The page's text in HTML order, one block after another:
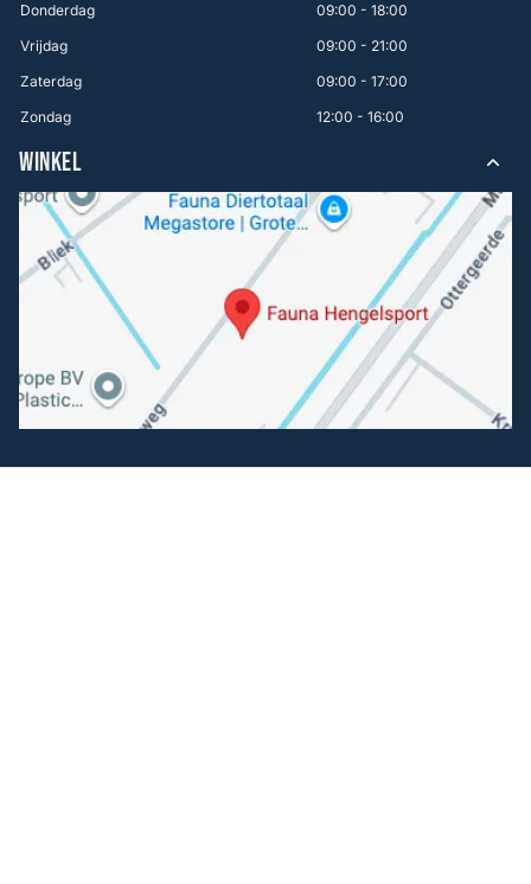
Donderdag
09:00 - 18:00
Vrijdag
09:00 - 21:00
Zaterdag
09:00 - 17:00
Zondag
12:00 - 16:00
WINKEL